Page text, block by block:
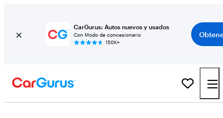
CarGurus: Autos nuevos y usados
Con Modo de concesionario
150K+